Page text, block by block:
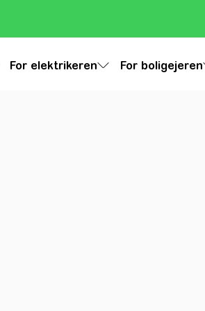
For elektrikeren For boligejeren